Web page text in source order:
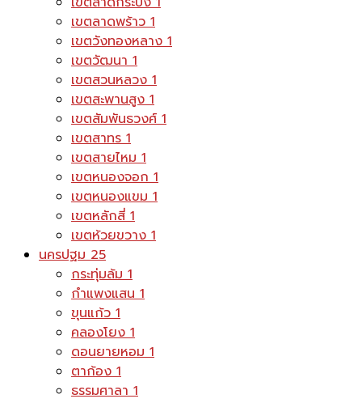
เขตลาดพร้าว1
เขตวังทองหลาง1
เขตวัฒนา1
เขตสวนหลวง1
เขตสะพานสูง1
เขตสัมพันธวงศ์1
เขตสาทร1
เขตสายไหม1
เขตหนองจอก1
เขตหนองแขม1
เขตหลักสี่1
เขตห้วยขวาง1
นครปฐม25
กระทุ่มล้ม1
กำแพงแสน1
ขุนแก้ว1
คลองโยง1
ดอนยายหอม1
ตาก้อง1
ธรรมศาลา1